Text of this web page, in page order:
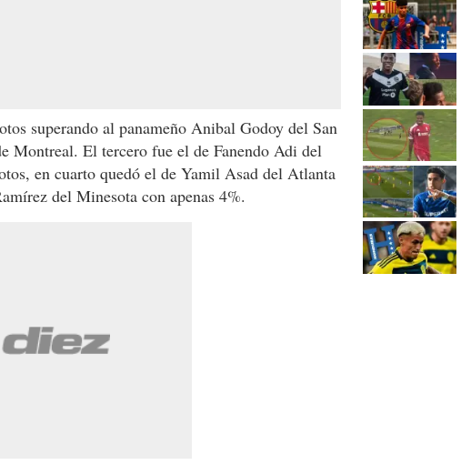
superando al panameño Anibal Godoy del San
Montreal. El tercero fue el de Fanendo Adi del
en cuarto quedó el de Yamil Asad del Atlanta
del Minesota con apenas 4%.